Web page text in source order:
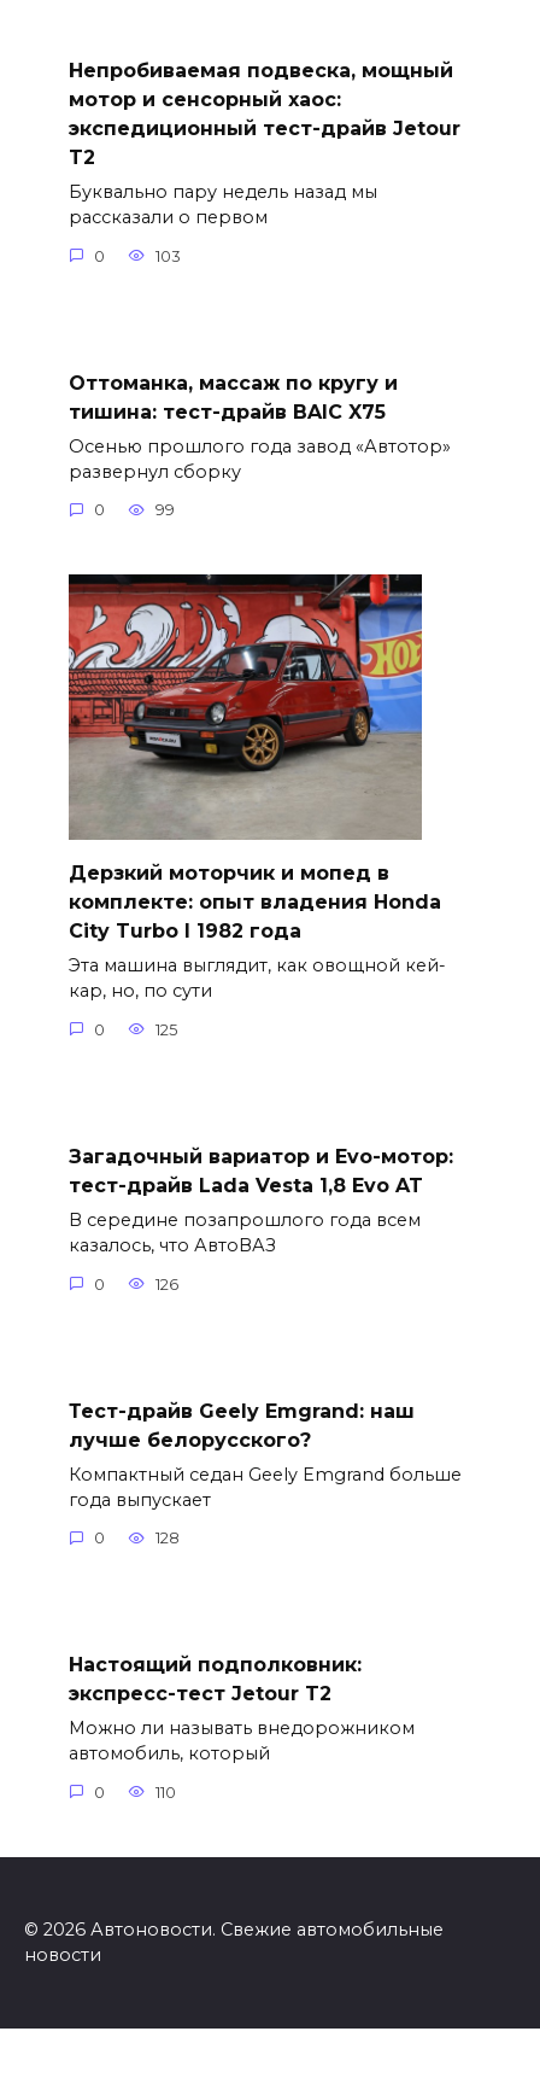
Непробиваемая подвеска, мощный
мотор и сенсорный хаос:
экспедиционный тест-драйв Jetour
T2
Буквально пару недель назад мы
рассказали о первом
0 103
Оттоманка, массаж по кругу и
тишина: тест-драйв BAIC X75
Осенью прошлого года завод «Автотор»
развернул сборку
0 99
Дерзкий моторчик и мопед в
комплекте: опыт владения Honda
City Turbo I 1982 года
Эта машина выглядит, как овощной кей-
кар, но, по сути
0 125
Загадочный вариатор и Evo-мотор:
тест-драйв Lada Vesta 1,8 Evo AT
В середине позапрошлого года всем
казалось, что АвтоВАЗ
0 126
Тест-драйв Geely Emgrand: наш
лучше белорусского?
Компактный седан Geely Emgrand больше
года выпускает
0 128
Настоящий подполковник:
экспресс-тест Jetour T2
Можно ли называть внедорожником
автомобиль, который
0 110
© 2026 Автоновости. Свежие автомобильные
новости